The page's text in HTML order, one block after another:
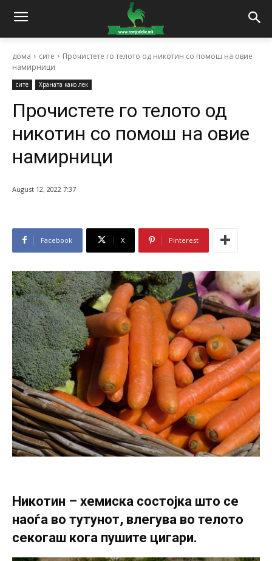
дома сите
Прочистете го телото од никотин со помош на овие
намирници
сите Храната како лек
Прочистете го телото од
никотин со помош на овие
намирници
August 12, 2022 7:37
Facebook X Pinterest
Никотин – хемиска состојка што се
наоѓа во тутунот, влегува во телото
секогаш кога пушите цигари.